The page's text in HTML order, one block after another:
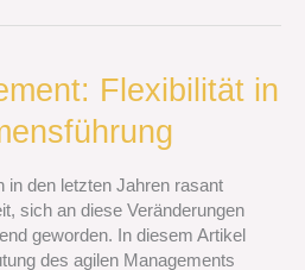
Flexibilität in
in den letzten Jahren rasant
sich an diese Veränderungen
geworden. In diesem Artikel
des agilen Managements